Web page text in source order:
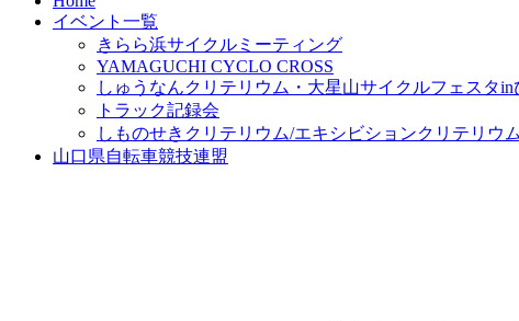
イベント一覧
きらら浜サイクルミーティング
YAMAGUCHI CYCLO CROSS
しゅうなんクリテリウム・大星山サイクルフェスタin
トラック記録会
しものせきクリテリウム/エキシビションクリテリウム
山口県自転車競技連盟